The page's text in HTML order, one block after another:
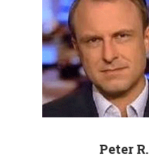
Peter R.